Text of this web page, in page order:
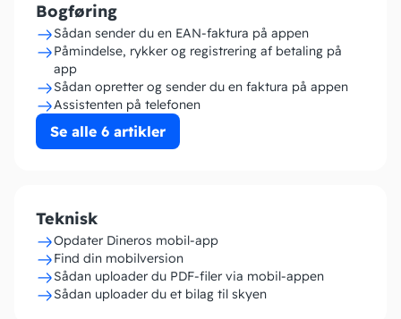
Bogføring
Sådan sender du en EAN-faktura på appen
Påmindelse, rykker og registrering af betaling på
app
Sådan opretter og sender du en faktura på appen
Assistenten på telefonen
Se alle 6 artikler
Teknisk
Opdater Dineros mobil-app
Find din mobilversion
Sådan uploader du PDF-filer via mobil-appen
Sådan uploader du et bilag til skyen